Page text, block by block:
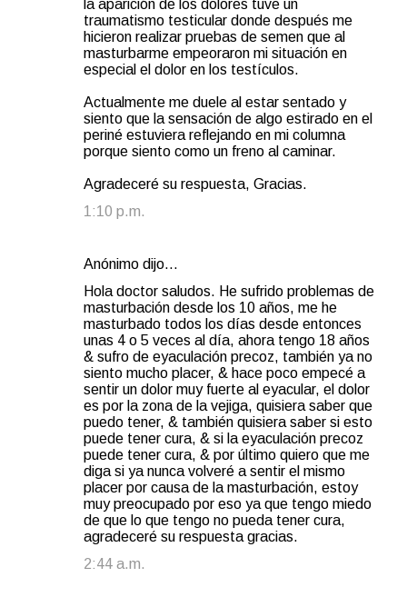
la aparición de los dolores tuve un
traumatismo testicular donde después me
hicieron realizar pruebas de semen que al
masturbarme empeoraron mi situación en
especial el dolor en los testículos.
Actualmente me duele al estar sentado y
siento que la sensación de algo estirado en el
periné estuviera reflejando en mi columna
porque siento como un freno al caminar.
Agradeceré su respuesta, Gracias.
1:10 p.m.
Anónimo dijo…
Hola doctor saludos. He sufrido problemas de
masturbación desde los 10 años, me he
masturbado todos los días desde entonces
unas 4 o 5 veces al día, ahora tengo 18 años
& sufro de eyaculación precoz, también ya no
siento mucho placer, & hace poco empecé a
sentir un dolor muy fuerte al eyacular, el dolor
es por la zona de la vejiga, quisiera saber que
puedo tener, & también quisiera saber si esto
puede tener cura, & si la eyaculación precoz
puede tener cura, & por último quiero que me
diga si ya nunca volveré a sentir el mismo
placer por causa de la masturbación, estoy
muy preocupado por eso ya que tengo miedo
de que lo que tengo no pueda tener cura,
agradeceré su respuesta gracias.
2:44 a.m.